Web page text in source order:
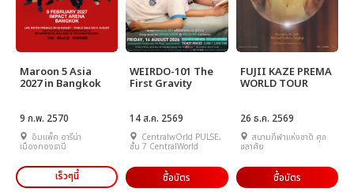
Maroon 5 Asia
2027 in Bangkok
9 ก.พ. 2570
อิมแพ็ค อารีน่า
เมืองทองธานี
เร็วๆนี้
WEIRDO-101 The
First Gravity
14 ส.ค. 2569
CentralwOrld PULSE,
ชั้น 7 CentralWorld
ซื้อบัตร
FUJII KAZE PREMA
WORLD TOUR
26 ธ.ค. 2569
สนามกีฬาแห่งชาติ ศุภ
ชลาศัย
ซื้อบัตร